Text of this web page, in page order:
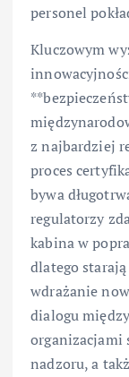
personel
Kluczowym
z najbardziej
proces
bywa
regulatorzy
kabina w
dlatego
wdrażanie
dialogu
organizacjami
nadzoru, a